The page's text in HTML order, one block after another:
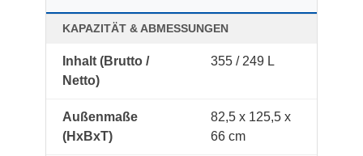
KAPAZITÄT & ABMESSUNGEN
Inhalt (Brutto /
Netto)
355 / 249 L
Außenmaße
(HxBxT)
82,5 x 125,5 x
66 cm